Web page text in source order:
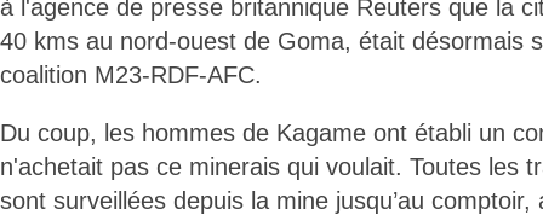
à l'agence de presse britannique Reuters que la
40 kms au nord-ouest de Goma, était désormais
coalition M23-RDF-AFC.
Du coup, les hommes de Kagame ont établi un
n'achetait pas ce minerais qui voulait. Toutes les
sont surveillées depuis la mine jusqu’au